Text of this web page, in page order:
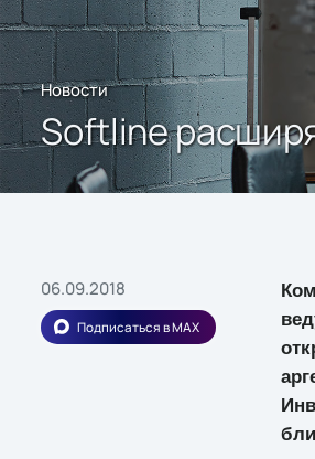
Новости
Softline
06.09.2018
Подписаться в MAX